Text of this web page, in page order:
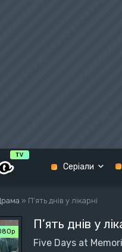
» П’ять днів у лікарні
П’ять днів у
Five Days at
Серіали
Біографія
Екшн